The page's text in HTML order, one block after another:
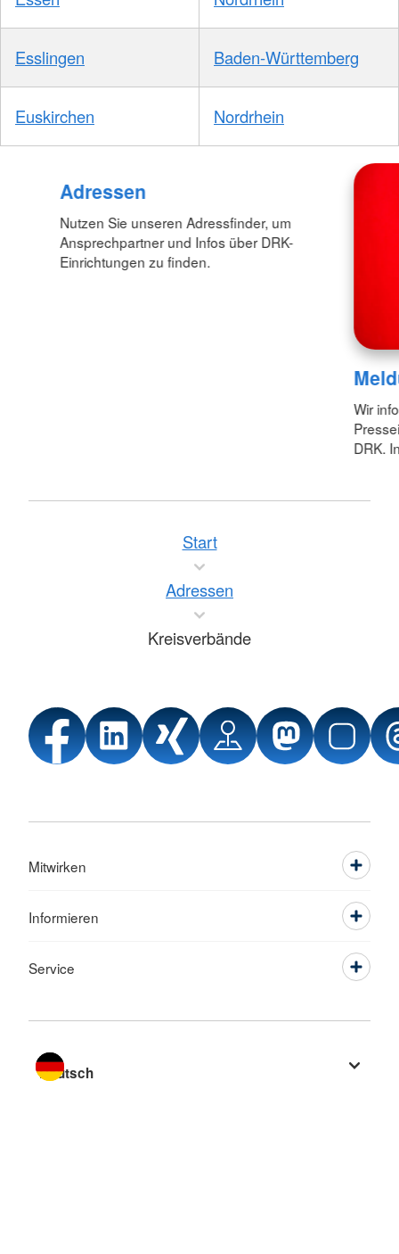
Esslingen Baden-Württemberg
Euskirchen Nordrhein
Adressen
Nutzen Sie unseren Adressfinder, um
Ansprechpartner und Infos über DRK-
Einrichtungen zu finden.
Wir
DRK.
Start
Adressen
Kreisverbände
Mitwirken
Informieren
Service
Sprache wechseln zu